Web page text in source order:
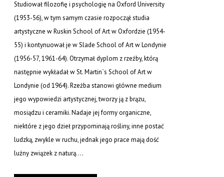
Studiował filozofię i psychologię na Oxford University
(1953-56), w tym samym czasie rozpoczął studia
artystyczne w Ruskin School of Art w Oxfordzie (1954-
55) i kontynuował je w Slade School of Art w Londynie
(1956-57, 1961-64). Otrzymał dyplom z rzeźby, którą
następnie wykładał w St. Martin`s School of Art w
Londynie (od 1964). Rzeźba stanowi główne medium
jego wypowiedzi artystycznej, tworzy ją z brązu,
mosiądzu i ceramiki. Nadaje jej formy organiczne,
niektóre z jego dzieł przypominają rośliny, inne postać
ludzką, zwykle w ruchu, jednak jego prace mają dość
luźny związek z naturą....